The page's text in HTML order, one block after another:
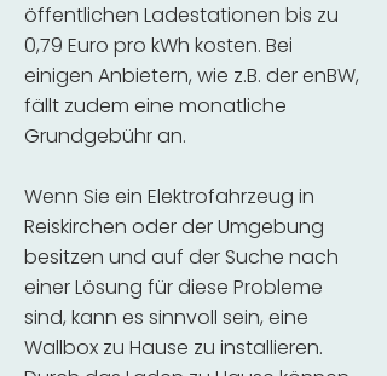
öffentlichen Ladestationen bis zu
0,79 Euro pro kWh kosten. Bei
einigen Anbietern, wie z.B. der enBW,
fällt zudem eine monatliche
Grundgebühr an.
Wenn Sie ein Elektrofahrzeug in
Reiskirchen oder der Umgebung
besitzen und auf der Suche nach
einer Lösung für diese Probleme
sind, kann es sinnvoll sein, eine
Wallbox zu Hause zu installieren.